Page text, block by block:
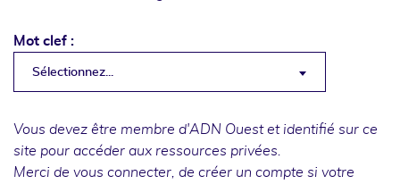
Mot clef :
Sélectionnez...
Vous devez être membre d'ADN Ouest et identifié sur ce
site pour accéder aux ressources privées.
Merci de vous connecter , de créer un compte si votre